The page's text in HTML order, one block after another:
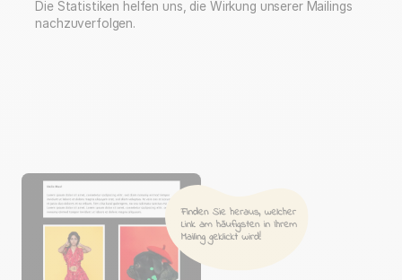
Die Statistiken helfen uns, die Wirkung unserer Mailings
nachzuverfolgen.